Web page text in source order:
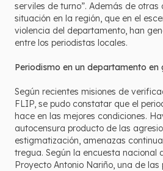
serviles de turno”. Además de
situación en la región, que en el
violencia del departamento, han
entre los periodistas locales.
Periodismo en un departamento en
Según recientes misiones de
FLIP, se pudo constatar que el
hace en las mejores condiciones.
autocensura producto de las
estigmatización, amenazas
tregua. Según la encuesta nacional
Proyecto Antonio Nariño, una de las